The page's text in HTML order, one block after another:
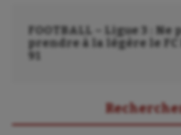
FOOTBALL – Ligue 3 : Ne
prendre à la légère le FC
91